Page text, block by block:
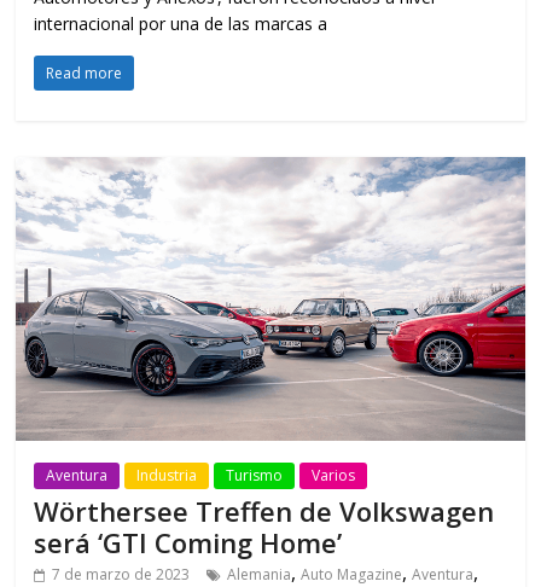
internacional por una de las marcas a
Read more
Aventura Industria Turismo Varios
Wörthersee Treffen de Volkswagen
será ‘GTI Coming Home’
7 de marzo de 2023 Alemania,Auto Magazine,Aventura,